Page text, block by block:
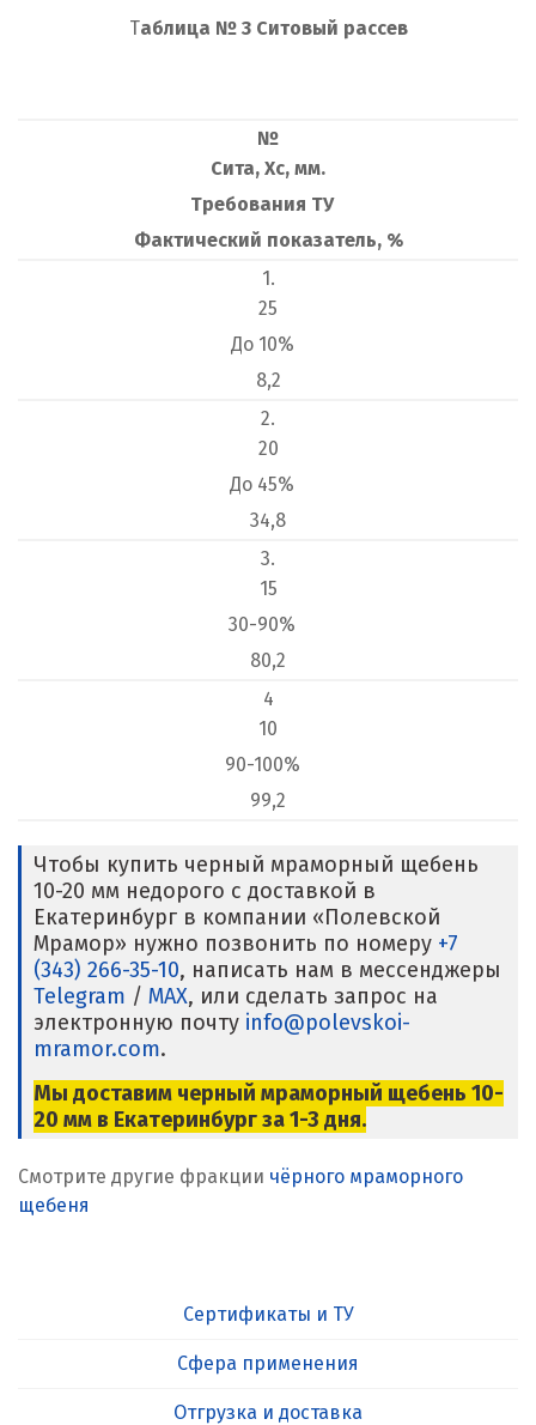
Таблица № 3 Ситовый рассев
№
Сита, Хс, мм.
Требования ТУ
Фактический показатель, %
1.
25
До 10%
8,2
2.
20
До 45%
34,8
3.
15
30-90%
80,2
4
10
90-100%
99,2
Чтобы купить черный мраморный щебень
10-20 мм недорого с доставкой в
Екатеринбург в компании «Полевской
Мрамор» нужно позвонить по номеру +7
(343) 266-35-10, написать нам в мессенджеры
Telegram / MAX, или сделать запрос на
электронную почту info@polevskoi-
mramor.com.
Мы доставим черный мраморный щебень 10-
20 мм в Екатеринбург за 1-3 дня.
Смотрите другие фракции чёрного мраморного
щебеня
Сертификаты и ТУ
Сфера применения
Отгрузка и доставка